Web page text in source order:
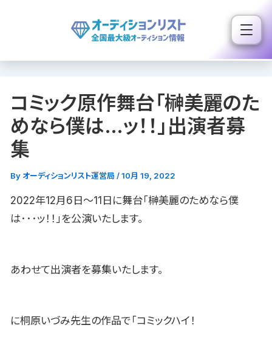
ス
コミック原作舞台「榊美麗のた
めなら僕は…ッ！！」出演者募
集
By オーディションリスト運営局 /10月 19, 2022
2022年12月6日〜11日に舞台「榊美麗のためなら僕
は･･･ッ！！」を公演いたします。
あわせて出演者を募集いたします。
に桐原いづみ先生の作品で「コミックハイ！